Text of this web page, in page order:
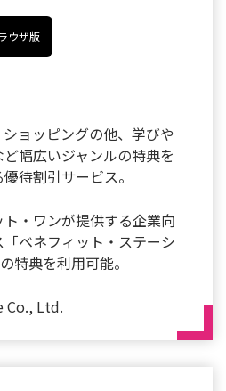
ウザ版
ョッピングの他、学びや
幅広いジャンルの特典を
待割引サービス。
・ワンが提供する企業向
ベネフィット・ステーシ
特典を利用可能。
Co., Ltd.